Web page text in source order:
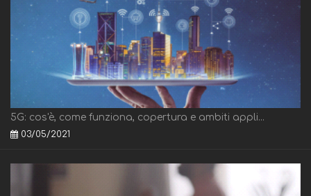
5G: cos'è, come funziona, copertura e ambiti appli...
03/05/2021